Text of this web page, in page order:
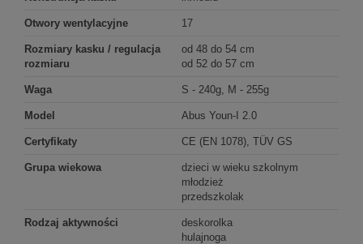
Otwory wentylacyjne 17
Rozmiary kasku / regulacja
rozmiaru
od 48 do 54 cm
od 52 do 57 cm
Waga S - 240g, M - 255g
Model Abus Youn-I 2.0
Certyfikaty CE (EN 1078), TÜV GS
Grupa wiekowa
dzieci w wieku szkolnym
młodzież
przedszkolak
Rodzaj aktywności
deskorolka
hulajnoga